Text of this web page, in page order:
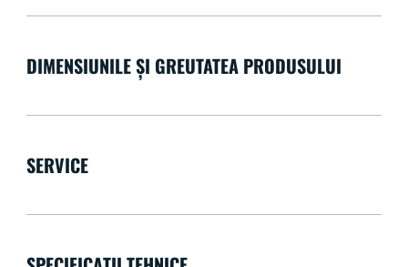
DIMENSIUNILE ȘI GREUTATEA PRODUSULUI
SERVICE